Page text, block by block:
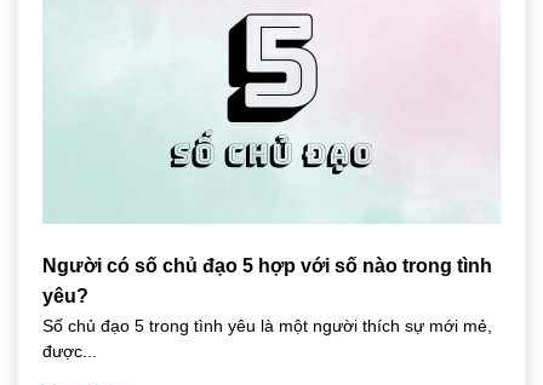
Người có số chủ đạo 5 hợp với số nào trong tình
yêu?
Số chủ đạo 5 trong tình yêu là một người thích sự mới mẻ,
được...